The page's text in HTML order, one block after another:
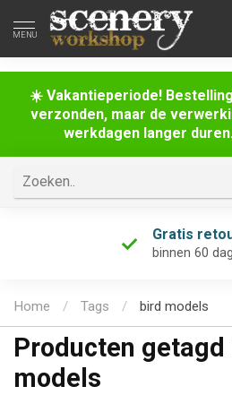
☀️ Vakantieperiode!
verzonden, maar de
werkdagen langer
MENU
Gratis
binnen 60
Home / Tags / bird models
Producten getagd
models